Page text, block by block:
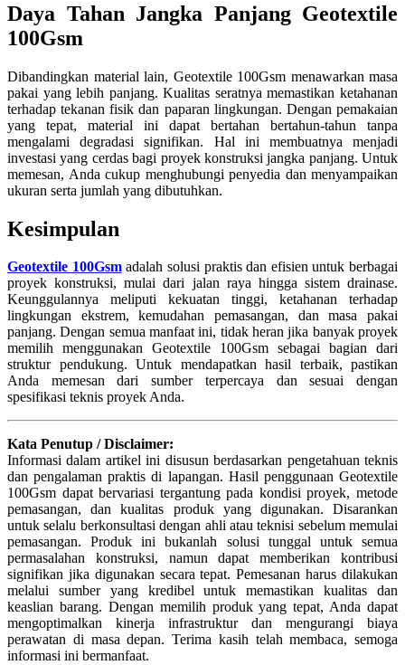
Daya Tahan Jangka Panjang Geotextile
100Gsm
Dibandingkan material lain, Geotextile 100Gsm menawarkan masa
pakai yang lebih panjang. Kualitas seratnya memastikan ketahanan
terhadap tekanan fisik dan paparan lingkungan. Dengan pemakaian
yang tepat, material ini dapat bertahan bertahun-tahun tanpa
mengalami degradasi signifikan. Hal ini membuatnya menjadi
investasi yang cerdas bagi proyek konstruksi jangka panjang. Untuk
memesan, Anda cukup menghubungi penyedia dan menyampaikan
ukuran serta jumlah yang dibutuhkan.
Kesimpulan
Geotextile 100Gsmadalah solusi praktis dan efisien untuk berbagai
proyek konstruksi, mulai dari jalan raya hingga sistem drainase.
Keunggulannya meliputi kekuatan tinggi, ketahanan terhadap
lingkungan ekstrem, kemudahan pemasangan, dan masa pakai
panjang. Dengan semua manfaat ini, tidak heran jika banyak proyek
memilih menggunakan Geotextile 100Gsm sebagai bagian dari
struktur pendukung. Untuk mendapatkan hasil terbaik, pastikan
Anda memesan dari sumber terpercaya dan sesuai dengan
spesifikasi teknis proyek Anda.
Kata Penutup / Disclaimer:
Informasi dalam artikel ini disusun berdasarkan pengetahuan teknis
dan pengalaman praktis di lapangan. Hasil penggunaan Geotextile
100Gsm dapat bervariasi tergantung pada kondisi proyek, metode
pemasangan, dan kualitas produk yang digunakan. Disarankan
untuk selalu berkonsultasi dengan ahli atau teknisi sebelum memulai
pemasangan. Produk ini bukanlah solusi tunggal untuk semua
permasalahan konstruksi, namun dapat memberikan kontribusi
signifikan jika digunakan secara tepat. Pemesanan harus dilakukan
melalui sumber yang kredibel untuk memastikan kualitas dan
keaslian barang. Dengan memilih produk yang tepat, Anda dapat
mengoptimalkan kinerja infrastruktur dan mengurangi biaya
perawatan di masa depan. Terima kasih telah membaca, semoga
informasi ini bermanfaat.